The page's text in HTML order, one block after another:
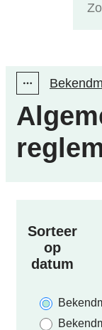
Toon alle
Sorteer
op
datum